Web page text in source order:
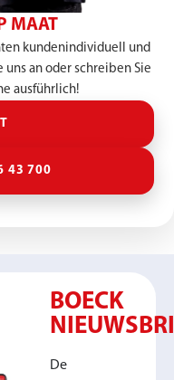
MAAT
kundenindividuell und
uns an oder schreiben Sie
ausführlich!
43 700
BOECK
De